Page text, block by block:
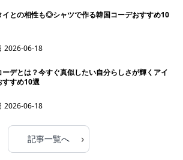
イとの相性も◎シャツで作る韓国コーデおすすめ10
2026-06-18
ーデとは？今すぐ真似したい自分らしさが輝くアイ
すすめ10選
2026-06-18
記事一覧へ ›